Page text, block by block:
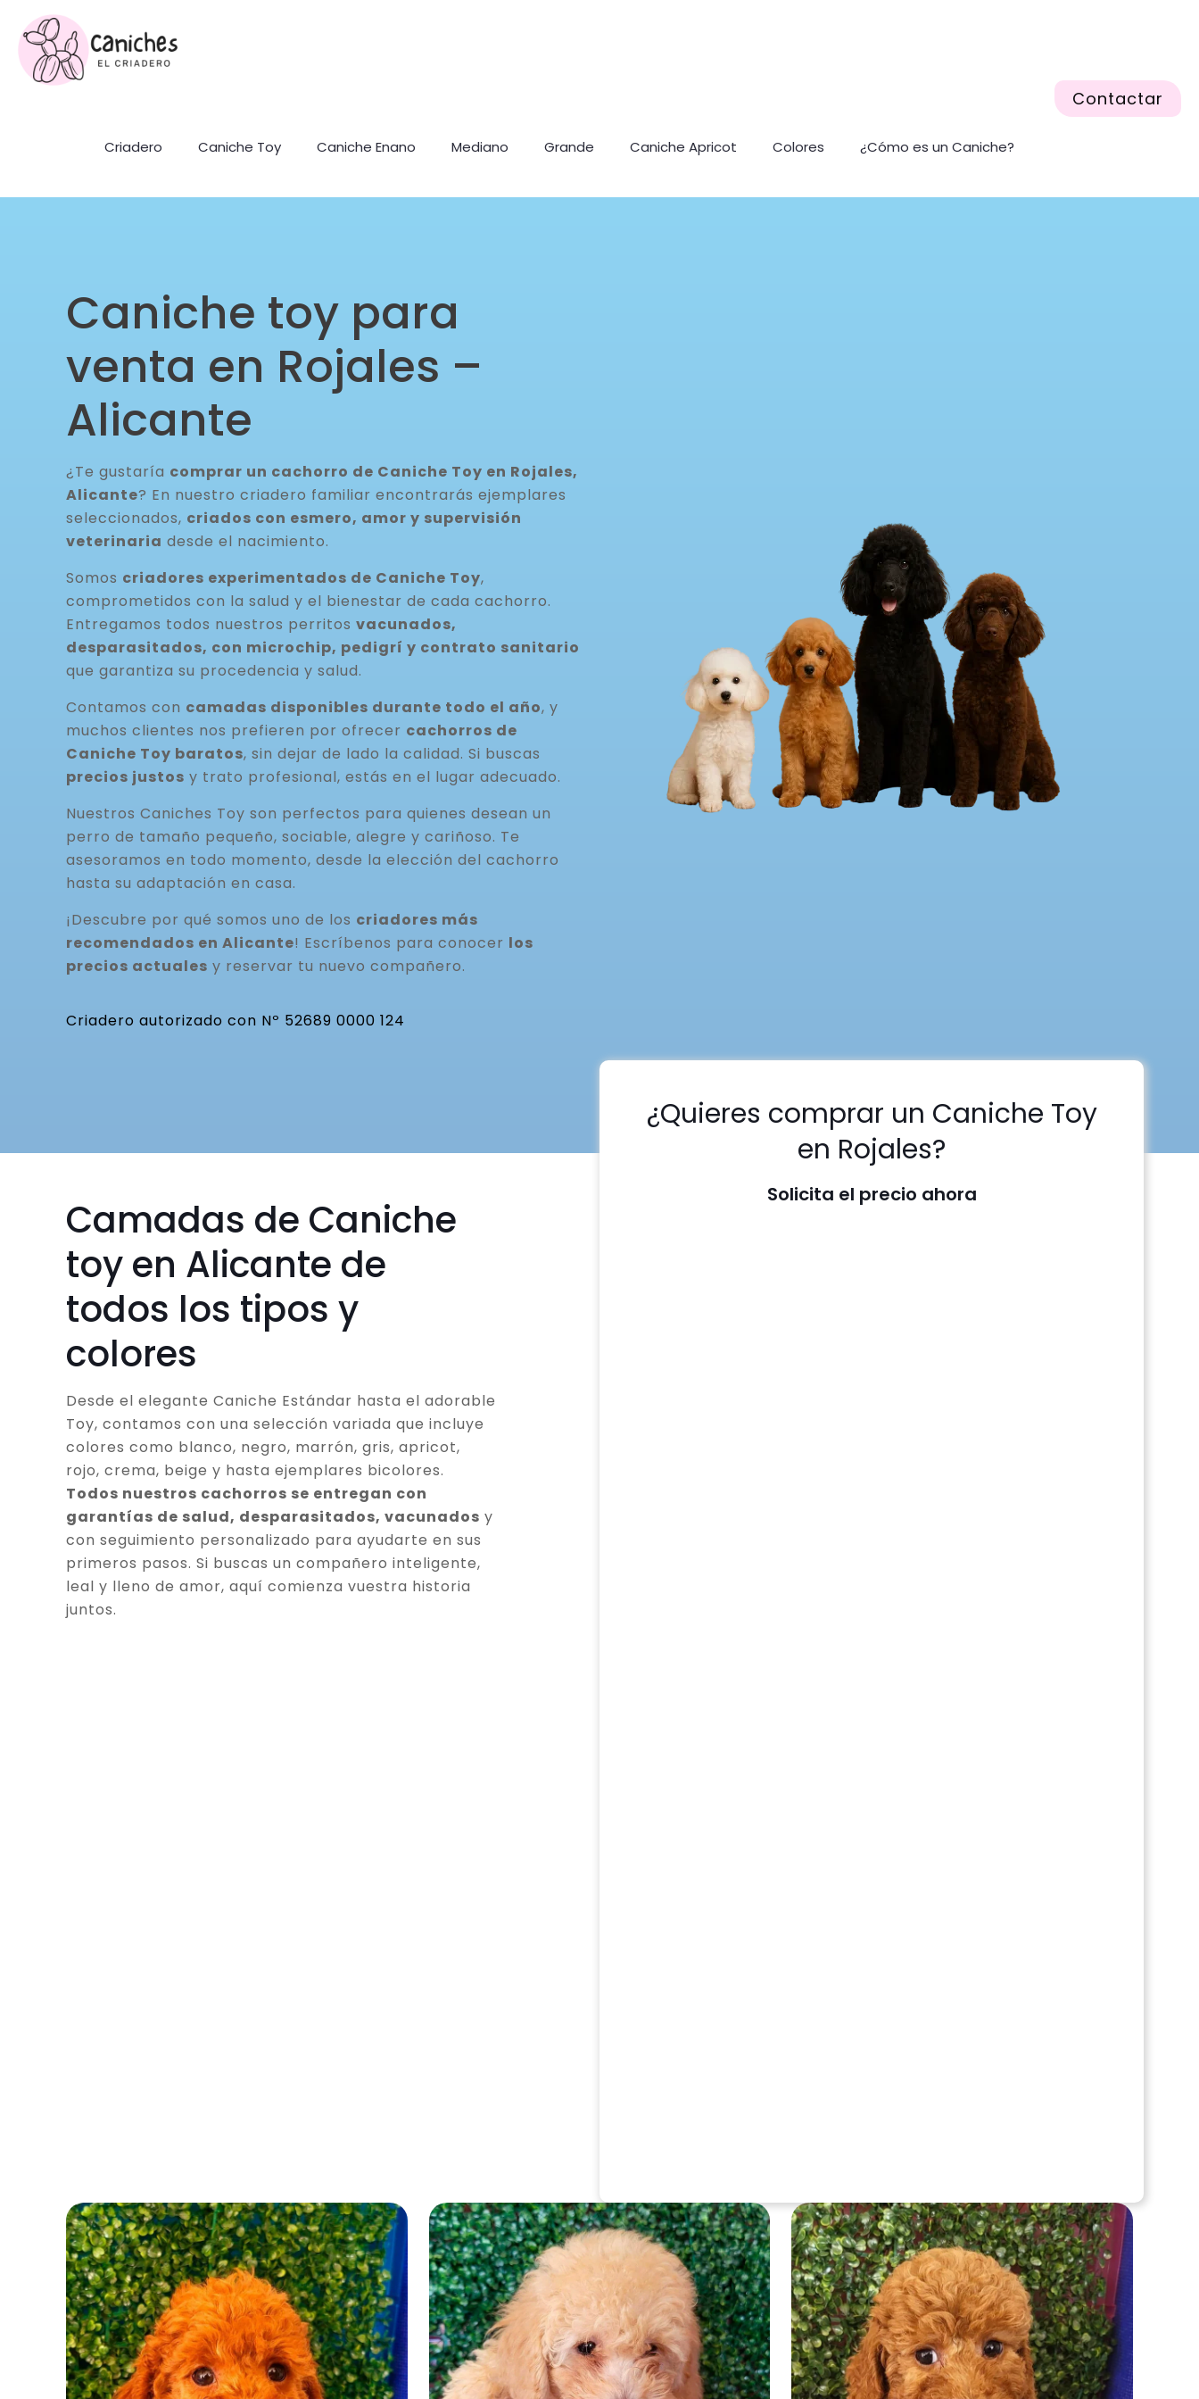
Criadero Caniche Toy Caniche Enano Mediano Grande Caniche Apricot Colores ¿Cómo es un Caniche?
Contactar
Caniche toy para
venta en Rojales –
Alicante
¿Te gustaría comprar un cachorro de Caniche Toy en Rojales,
Alicante? En nuestro criadero familiar encontrarás ejemplares
seleccionados, criados con esmero, amor y supervisión
veterinaria desde el nacimiento.
Somos criadores experimentados de Caniche Toy,
comprometidos con la salud y el bienestar de cada cachorro.
Entregamos todos nuestros perritos vacunados,
desparasitados, con microchip, pedigrí y contrato sanitario
que garantiza su procedencia y salud.
Contamos con camadas disponibles durante todo el año, y
muchos clientes nos prefieren por ofrecer cachorros de
Caniche Toy baratos, sin dejar de lado la calidad. Si buscas
precios justos y trato profesional, estás en el lugar adecuado.
Nuestros Caniches Toy son perfectos para quienes desean un
perro de tamaño pequeño, sociable, alegre y cariñoso. Te
asesoramos en todo momento, desde la elección del cachorro
hasta su adaptación en casa.
¡Descubre por qué somos uno de los criadores más
recomendados en Alicante! Escríbenos para conocer los
precios actuales y reservar tu nuevo compañero.
Criadero autorizado con Nº 52689 0000 124
Camadas de Caniche
toy en Alicante de
todos los tipos y
colores
Desde el elegante Caniche Estándar hasta el adorable
Toy, contamos con una selección variada que incluye
colores como blanco, negro, marrón, gris, apricot,
rojo, crema, beige y hasta ejemplares bicolores.
Todos nuestros cachorros se entregan con
garantías de salud, desparasitados, vacunados y
con seguimiento personalizado para ayudarte en sus
primeros pasos. Si buscas un compañero inteligente,
leal y lleno de amor, aquí comienza vuestra historia
juntos.
¿Quieres comprar un Caniche Toy
en Rojales?
Solicita el precio ahora